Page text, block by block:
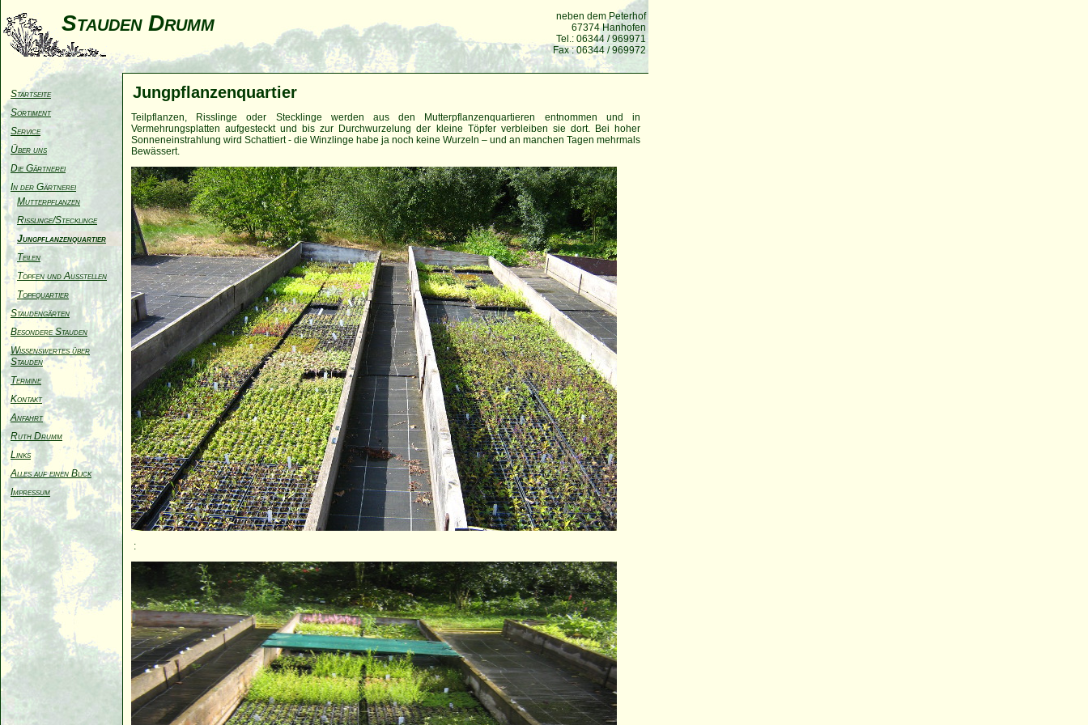
Stauden Drumm
neben dem Peterhof
67374 Hanhofen
Tel.: 06344 / 969971
Fax : 06344 / 969972
Startseite
Sortiment
Service
Über uns
Die Gärtnerei
In der Gärtnerei
Mutterpflanzen
Risslinge/Stecklinge
Jungpflanzenquartier
Teilen
Topfen und Ausstellen
Topfquartier
Staudengärten
Besondere Stauden
Wissenswertes über
Stauden
Termine
Kontakt
Anfahrt
Ruth Drumm
Links
Alles auf einen Blick
Impressum
Jungpflanzenquartier
Teilpflanzen, Risslinge oder Stecklinge werden aus den Mutterpflanzenquartieren entnommen und in
Vermehrungsplatten aufgesteckt und bis zur Durchwurzelung der kleine Töpfer verbleiben sie dort. Bei hoher
Sonneneinstrahlung wird Schattiert - die Winzlinge habe ja noch keine Wurzeln – und an manchen Tagen mehrmals
Bewässert.
: